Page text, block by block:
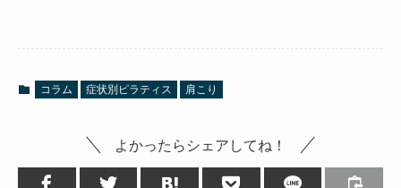
コラム 症状別ピラティス 肩こり
よかったらシェアしてね！